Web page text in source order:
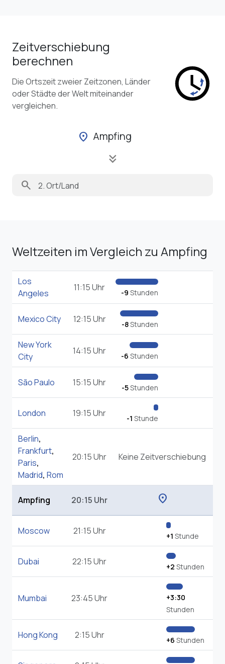
Zeitverschiebung
berechnen
Die Ortszeit zweier Zeitzonen, Länder
oder Städte der Welt miteinander
vergleichen.
location_on Ampfing
keyboard_double_arrow_down
search
Weltzeiten im Vergleich zu Ampfing
Los
Angeles
11:15 Uhr -9 Stunden
Mexico City 12:15 Uhr -8Stunden
New York
City
14:15 Uhr -6 Stunden
São Paulo 15:15 Uhr -5Stunden
London 19:15 Uhr -1 Stunde
Berlin,
Frankfurt,
Paris,
Madrid, Rom
20:15 Uhr Keine Zeitverschiebung
Ampfing 20:15 Uhr location_on
Moscow 21:15 Uhr +1 Stunde
Dubai 22:15 Uhr +2 Stunden
Mumbai 23:45 Uhr
+3:30
Stunden
Hong Kong 2:15 Uhr +6 Stunden